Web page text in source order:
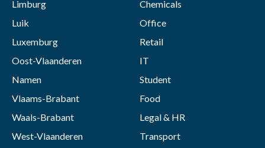
Limburg
Luik
Luxemburg
Oost-Vlaanderen
Namen
Vlaams-Brabant
Waals-Brabant
West-Vlaanderen
Chemicals
Office
Retail
IT
Student
Food
Legal & HR
Transport